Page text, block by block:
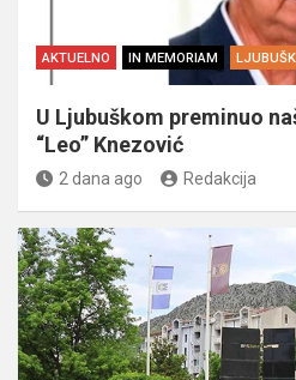
AKTUELNO IN MEMORIAM LJUBUŠKI
U Ljubuškom preminuo
“Leo” Knezović
2 dana ago Redakcija